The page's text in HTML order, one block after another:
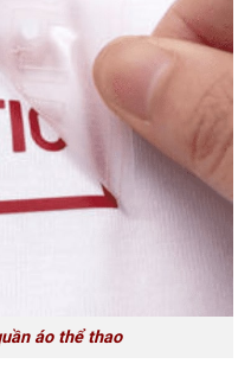
áo thể thao